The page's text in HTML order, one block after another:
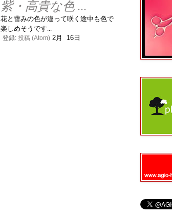
紫・ 高貴な色 ...
花と蕾みの色が違って咲く途中も色で
楽しめそうです...
登録: 投稿 (Atom) 2月 16日